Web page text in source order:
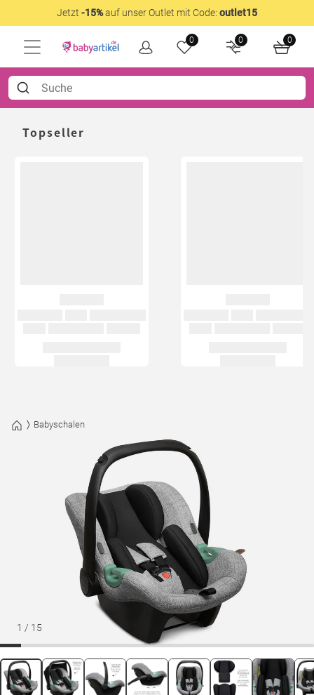
Jetzt -15%auf unser Outlet mit Code: outlet15
0 0 0
Topseller
Babyschalen
1 / 15